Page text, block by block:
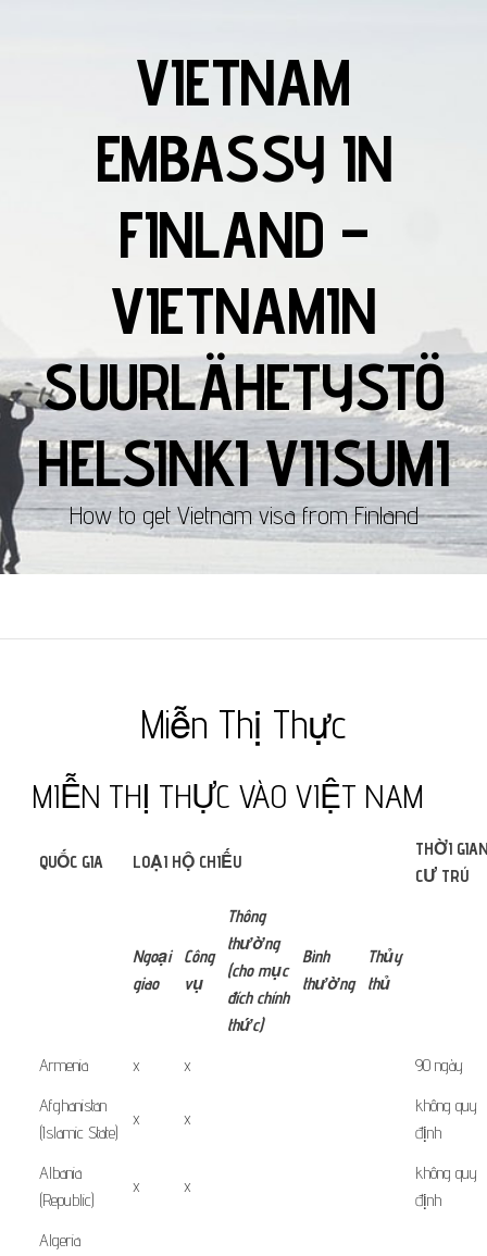
VIETNAM
EMBASSY IN
FINLAND –
VIETNAMIN
SUURLÄHETYSTÖ
HELSINKI VIISUMI
How to get Vietnam visa from Finland
Miễn Thị Thực
MIỄN THỊ THỰC VÀO VIỆT NAM
QUỐC GIA LOẠI HỘ CHIẾU
THỜI
CƯ TRÚ
Ngoại
giao
Công
vụ
Thông
thường
(cho mục
đích chính
thức)
Bình
thường
Thủy
thủ
Armenia x x
90 ngày
Afghanistan
(Islamic State)
x x
không quy
định
Albania
(Republic)
x x
không quy
định
Algeria